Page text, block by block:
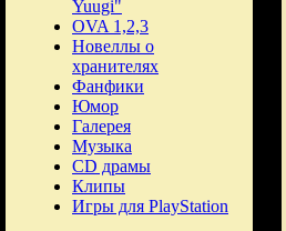
Yuugi"
OVA 1,2,3
Новеллы о
хранителях
Фанфики
Юмор
Галерея
Музыка
CD драмы
Клипы
Игры для PlayStation